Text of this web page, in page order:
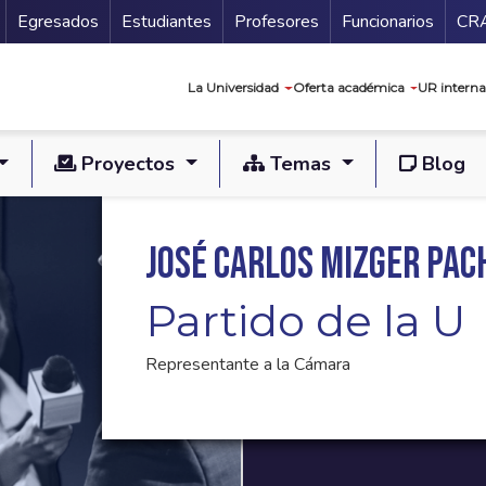
Secundario
Egresados Estudiantes Profesores Funcionarios
La Universidad Oferta académica UR
Proyectos Temas Blog
José Carlos Mizger
Partido de la U
Representante a la Cámara